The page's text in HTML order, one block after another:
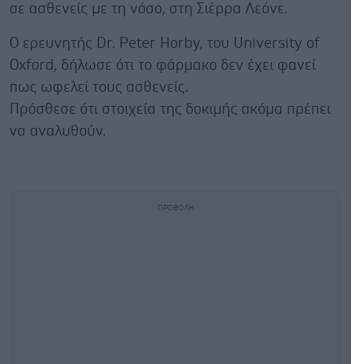
σε ασθενείς με τη νόσο, στη Σιέρρα Λεόνε.
Ο ερευνητής Dr. Peter Horby, του University of
Oxford, δήλωσε ότι το φάρμακο δεν έχει φανεί
πως ωφελεί τους ασθενείς.
Πρόσθεσε ότι στοιχεία της δοκιμής ακόμα πρέπει
να αναλυθούν.